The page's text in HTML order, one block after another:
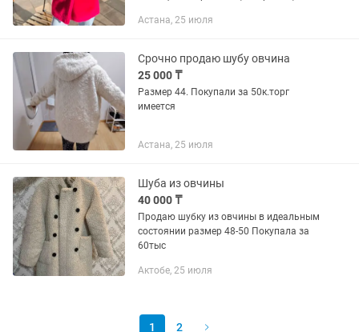
легкая, стоило 220 тыс, отдам за 120
Астана, 25 июля
Срочно продаю шубу овчина
25 000 ₸
Размер 44. Покупали за 50к.торг
имеется
Астана, 25 июля
Шуба из овчины
40 000 ₸
Продаю шубку из овчины в идеальным
состоянии размер 48-50 Покупала за
60тыс
Актобе, 25 июля
1 2